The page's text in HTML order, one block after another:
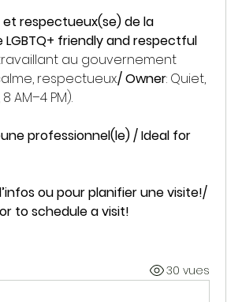
respectueux(se) de la
friendly and respectful
au gouvernement
respectueux./ Owner: Quiet,
AM–4 PM).
professionnel(le) / Ideal for
ou pour planifier une visite!/
to schedule a visit!
30 vues